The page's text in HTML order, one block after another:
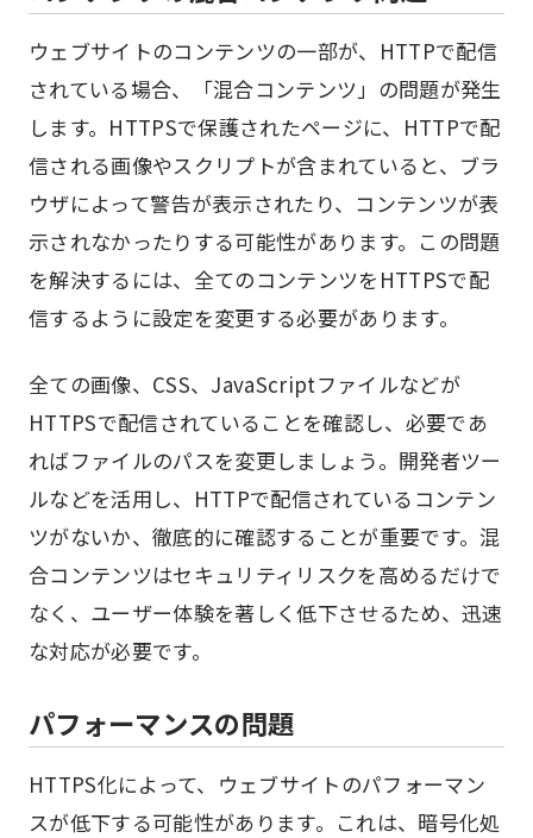
ウェブサイトのコンテンツの一部が、HTTPで配信
されている場合、「混合コンテンツ」の問題が発生
します。HTTPSで保護されたページに、HTTPで配
信される画像やスクリプトが含まれていると、ブラ
ウザによって警告が表示されたり、コンテンツが表
示されなかったりする可能性があります。この問題
を解決するには、全てのコンテンツをHTTPSで配
信するように設定を変更する必要があります。
全ての画像、CSS、JavaScriptファイルなどが
HTTPSで配信されていることを確認し、必要であ
ればファイルのパスを変更しましょう。開発者ツー
ルなどを活用し、HTTPで配信されているコンテン
ツがないか、徹底的に確認することが重要です。混
合コンテンツはセキュリティリスクを高めるだけで
なく、ユーザー体験を著しく低下させるため、迅速
な対応が必要です。
パフォーマンスの問題
HTTPS化によって、ウェブサイトのパフォーマン
スが低下する可能性があります。これは、暗号化処